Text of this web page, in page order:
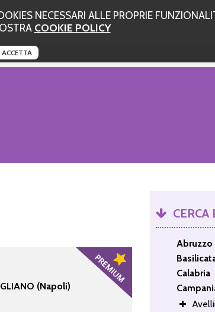
NECESSARI ALLE PROPRIE
COOKIE POLICY
ACCETTA
(Napoli)
CERCA
Abruzzo
Calabria